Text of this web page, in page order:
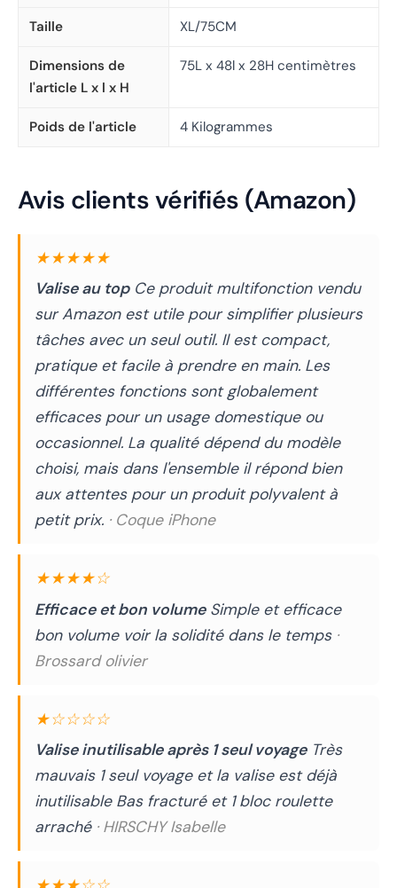
Taille XL/75CM
Dimensions de
l'article L x l x H
75L x 48l x 28H centimètres
Poids de l'article 4 Kilogrammes
Avis clients vérifiés (Amazon)
★★★★★
Valise au topCe produit multifonction vendu
sur Amazon est utile pour simplifier plusieurs
tâches avec un seul outil. Il est compact,
pratique et facile à prendre en main. Les
différentes fonctions sont globalement
efficaces pour un usage domestique ou
occasionnel. La qualité dépend du modèle
choisi, mais dans l'ensemble il répond bien
aux attentes pour un produit polyvalent à
petit prix. · Coque iPhone
★★★★☆
Efficace et bon volumeSimple et efficace
bon volume voir la solidité dans le temps ·
Brossard olivier
★☆☆☆☆
Valise inutilisable après 1 seul voyageTrès
mauvais 1 seul voyage et la valise est déjà
inutilisable Bas fracturé et 1 bloc roulette
arraché · HIRSCHY Isabelle